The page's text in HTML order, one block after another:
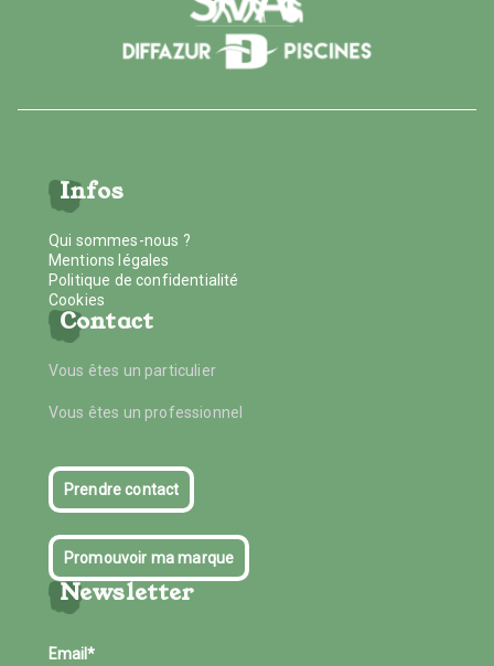
Infos
Qui sommes-nous ?
Mentions légales
Politique de confidentialité
Cookies
Contact
Vous êtes un particulier
Vous êtes un professionnel
Prendre contact
Promouvoir ma marque
Newsletter